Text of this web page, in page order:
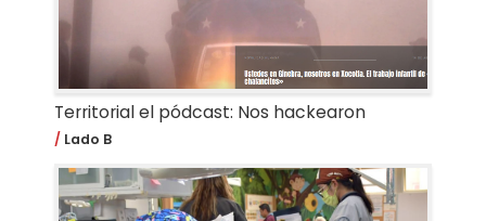
Territorial el pódcast: Nos hackearon
Lado B